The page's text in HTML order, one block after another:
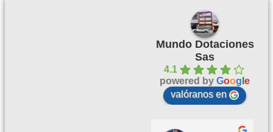
Mundo Dotaciones
Sas
4.1
powered by Goog e
valóranos en